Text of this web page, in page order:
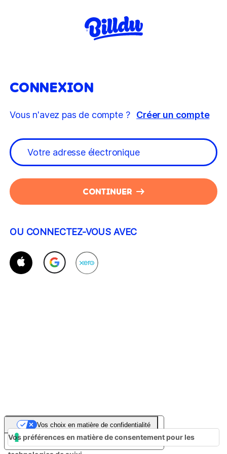
CONNEXION
Vous n'avez pas de compte ? Créer un compte
CONTINUER
OU CONNECTEZ-VOUS AVEC
Notification lors de la collecte
Vos choix en matière de confidentialité
Vos préférences en matière de consentement pour les